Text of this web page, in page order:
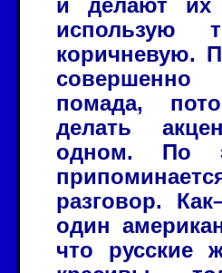
и делают их
использую
коричневую.
помада,
делать
одном. По
разговор.
один
что русские